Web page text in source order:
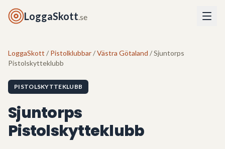
LoggaSkott.se
LoggaSkott / Pistolklubbar/Västra Götaland / Sjuntorps
Pistolskytteklubb
PISTOLSKYTTEKLUBB
Sjuntorps
Pistolskytteklubb